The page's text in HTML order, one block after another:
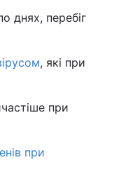
днях, перебіг
, які при
при
при